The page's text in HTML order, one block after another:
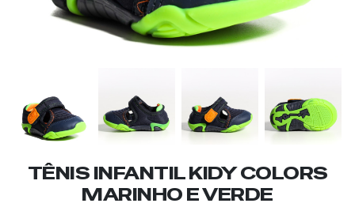
TÊNIS INFANTIL KIDY COLORS
MARINHO E VERDE